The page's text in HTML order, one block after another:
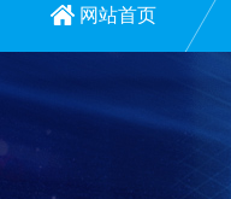
网站首页